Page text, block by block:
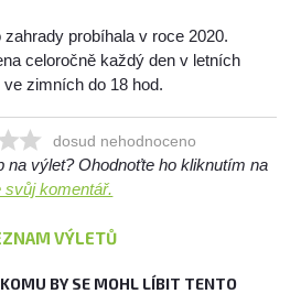
probíhala v roce 2020.
celoročně každý den v letních
zimních do 18 hod.
dosud nehodnoceno
na výlet? Ohodnoťte ho kliknutím na
svůj komentář.
VÝLETŮ
BY SE MOHL LÍBIT TENTO